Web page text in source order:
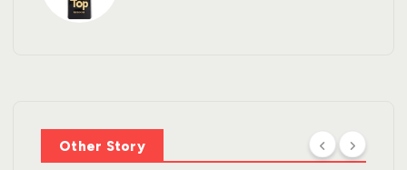
Other Story
волос
против
DewalЩетк